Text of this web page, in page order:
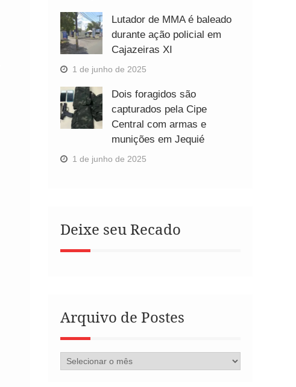
Lutador de MMA é baleado
durante ação policial em
Cajazeiras XI
1 de junho de 2025
Dois foragidos são
capturados pela Cipe
Central com armas e
munições em Jequié
1 de junho de 2025
Deixe seu Recado
Arquivo de Postes
Arquivo